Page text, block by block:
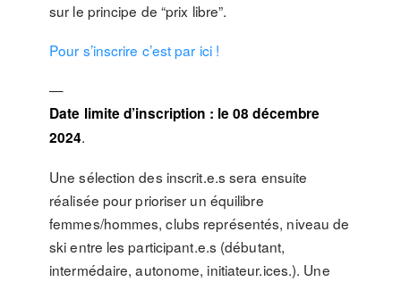
sur le principe de “prix libre”.
Pour s’inscrire c’est par ici !
—
Date limite d’inscription : le 08 décembre
2024.
Une sélection des inscrit.e.s sera ensuite
réalisée pour prioriser un équilibre
femmes/hommes, clubs représentés, niveau de
ski entre les participant.e.s (débutant,
intermédaire, autonome, initiateur.ices.). Une